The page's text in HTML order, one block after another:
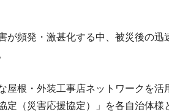
頻発・激甚化する中、被災後の迅
屋根・外装工事店ネットワークを
定（災害応援協定）」を各自治体様